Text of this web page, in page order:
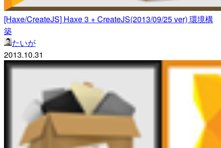
[Haxe/CreateJS] Haxe 3 + CreateJS(2013/09/25 ver) 環境構
築
たいが
2013.10.31